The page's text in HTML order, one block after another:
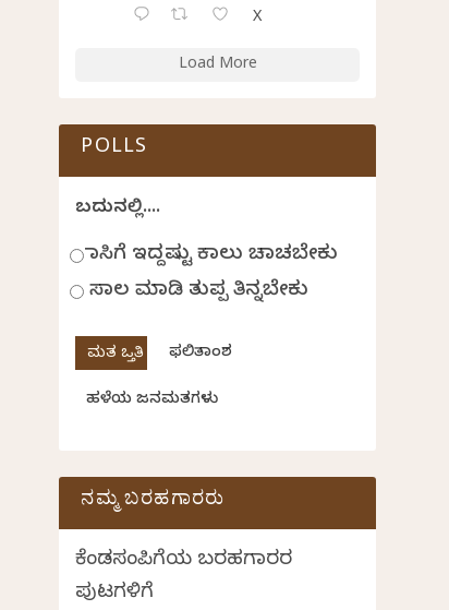
X
Load More
POLLS
ಬದುಕಿನಲ್ಲಿ....
ಹಾಸಿಗೆ ಇದ್ದಷ್ಟು ಕಾಲು ಚಾಚಬೇಕು
ಸಾಲ ಮಾಡಿ ತುಪ್ಪ ತಿನ್ನಬೇಕು
ಫಲಿತಾಂಶ
ಹಳೆಯ ಜನಮತಗಳು
ನಮ್ಮ ಬರಹಗಾರರು
ಕೆಂಡಸಂಪಿಗೆಯ ಬರಹಗಾರರ
ಪುಟಗಳಿಗೆ